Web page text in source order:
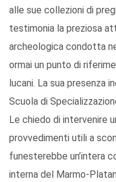
alle sue collezioni di
testimonia la preziosa
archeologica condotta
ormai un punto di
lucani. La sua presenza
Scuola di
Le chiedo di intervenire
provvedimenti utili a
funesterebbe un’intera
interna del Marmo-